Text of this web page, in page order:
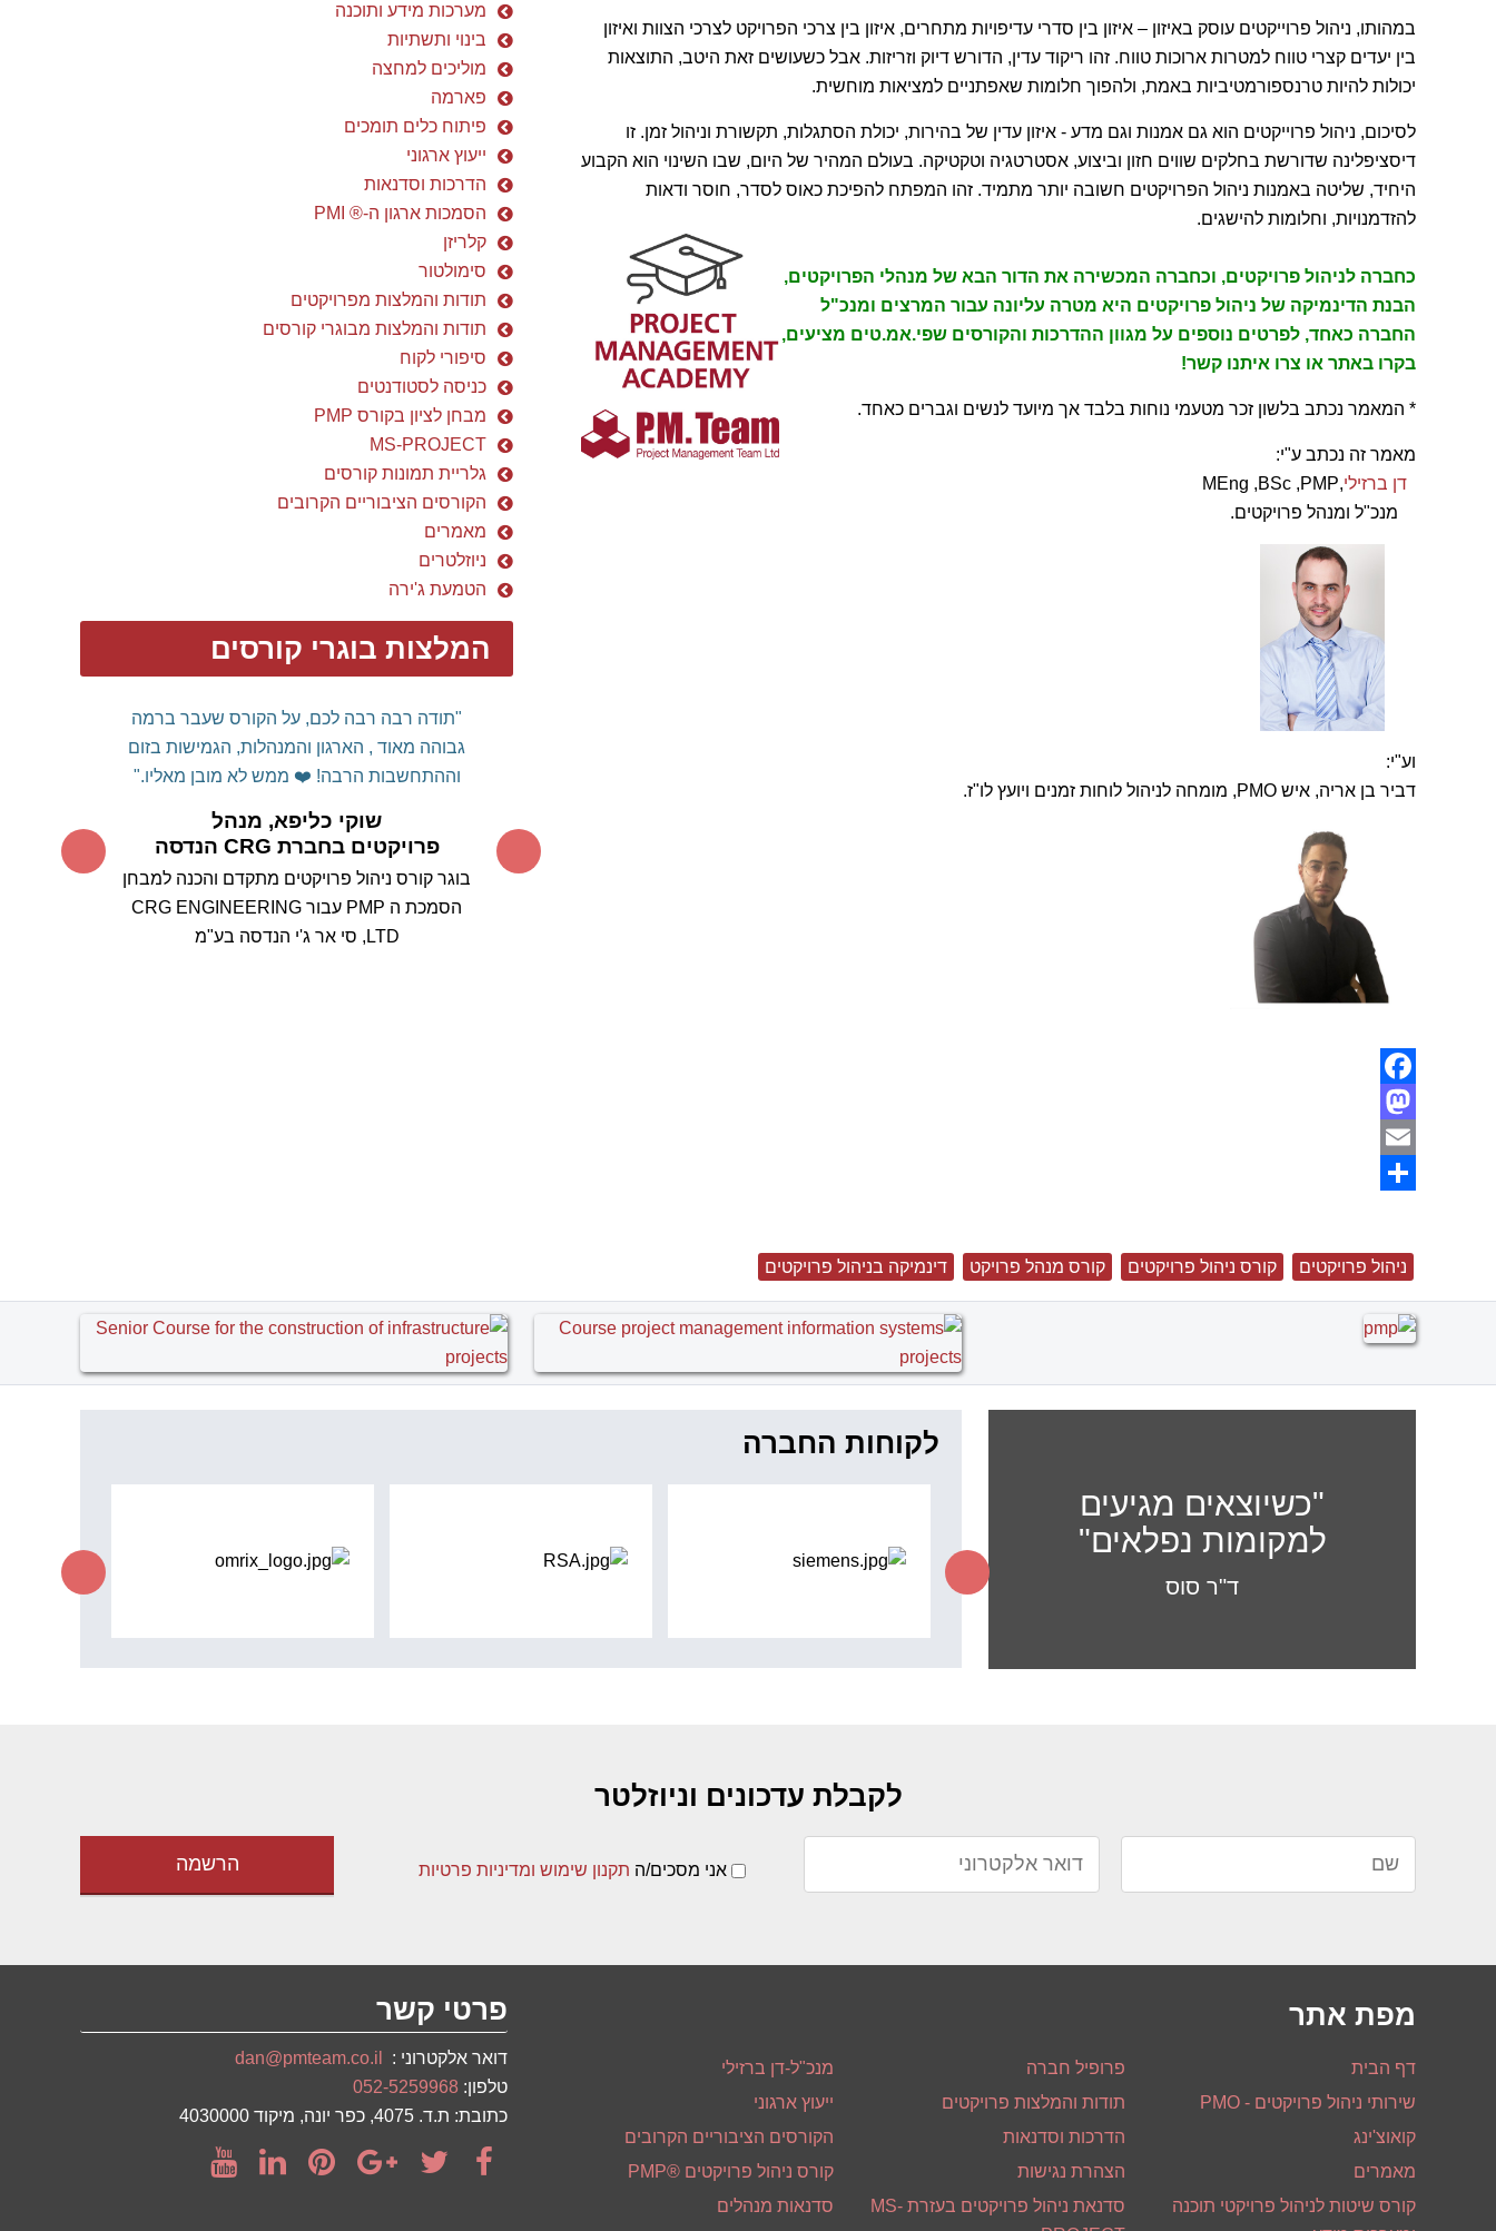
במהותו, ניהול פרוייקטים עוסק באיזון – איזון בין סדרי עדיפויות מתחרים, איזון בין צרכי הפרויקט לצרכי הצוות ואיזון
בין יעדים קצרי טווח למטרות ארוכות טווח. זהו ריקוד עדין, הדורש דיוק וזריזות. אבל כשעושים זאת היטב, התוצאות
יכולות להיות טרנספורמטיביות באמת, ולהפוך חלומות שאפתניים למציאות מוחשית.
לסיכום, ניהול פרוייקטים הוא גם אמנות וגם מדע - איזון עדין של בהירות, יכולת הסתגלות, תקשורת וניהול זמן. זו
דיסציפלינה שדורשת בחלקים שווים חזון וביצוע, אסטרטגיה וטקטיקה. בעולם המהיר של היום, שבו השינוי הוא הקבוע
היחיד, שליטה באמנות ניהול הפרויקטים חשובה יותר מתמיד. זהו המפתח להפיכת כאוס לסדר, חוסר ודאות
להזדמנויות, וחלומות להישגים.
כחברה לניהול פרויקטים, וכחברה המכשירה את הדור הבא של מנהלי הפרויקטים,
הבנת הדינמיקה של ניהול פרויקטים היא מטרה עליונה עבור המרצים ומנכ"ל
החברה כאחד, לפרטים נוספים על מגוון ההדרכות והקורסים שפי.אמ.טים מציעים,
בקרו באתר או צרו איתנו קשר!
* המאמר נכתב בלשון זכר מטעמי נוחות בלבד אך מיועד לנשים וגברים כאחד.
מאמר זה נכתב ע"י:
דן ברזילי,MEng ,BSc ,PMP
מנכ"ל ומנהל פרויקטים.
וע"י:
דביר בן אריה, איש PMO, מומחה לניהול לוחות זמנים ויועץ לו"ז.
Facebook
Mastodon
Email
ניהול פרויקטים קורס ניהול פרויקטים קורס מנהל פרויקט דינמיקה בניהול פרויקטים
מערכות מידע ותוכנה
בינוי ותשתיות
מוליכים למחצה
פארמה
פיתוח כלים תומכים
ייעוץ ארגוני
הדרכות וסדנאות
הסמכות ארגון ה-® PMI
קלריזן
סימולטור
תודות והמלצות מפרויקטים
תודות והמלצות מבוגרי קורסים
סיפורי לקוח
כניסה לסטודנטים
מבחן לציון בקורס PMP
MS-PROJECT
גלריית תמונות קורסים
הקורסים הציבוריים הקרובים
מאמרים
ניוזלטרים
הטמעת ג'ירה
המלצות בוגרי קורסים
"תודה רבה רבה לכם, על הקורס שעבר ברמה
גבוהה מאוד , הארגון והמנהלות, הגמישות בזום
וההתחשבות הרבה! ❤️ ממש לא מובן מאליו."
שוקי כליפא, מנהל
פרויקטים בחברת CRG הנדסה
בוגר קורס ניהול פרויקטים מתקדם והכנה למבחן
הסמכת ה PMP עבור CRG ENGINEERING
LTD, סי אר ג'י הנדסה בע"מ
"כשיוצאים מגיעים
למקומות נפלאים"
ד"ר סוס
לקוחות החברה
לקבלת עדכונים וניוזלטר
אני מסכים/ה תקנון שימוש ומדיניות פרטיות
מפת אתר
דף הבית פרופיל חברה
מנכ"ל-דן ברזילי
שירותי ניהול פרויקטים - PMO
תודות והמלצות פרויקטים
ייעוץ ארגוני
קואוצ'ינג
הדרכות וסדנאות
הקורסים הציבוריים הקרובים
מאמרים
הצהרת נגישות
קורס ניהול פרויקטים ®PMP
קורס שיטות לניהול פרויקטי תוכנה
סדנאת ניהול פרויקטים בעזרת MS-
סדנאות מנהלים
פרטי קשר
דואר אלקטרוני :
dan@pmteam.co.il
טלפון: 052-5259968
כתובת: ת.ד. 4075, כפר יונה, מיקוד 4030000